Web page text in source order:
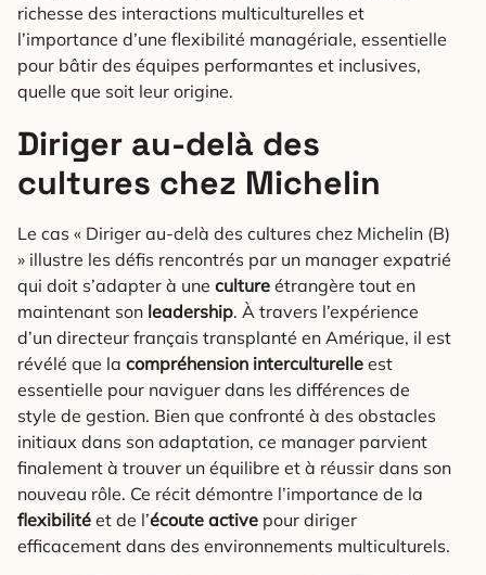
richesse des interactions multiculturelles et
l’importance d’une flexibilité managériale, essentielle
pour bâtir des équipes performantes et inclusives,
quelle que soit leur origine.
Diriger au-delà des
cultures chez Michelin
Le cas « Diriger au-delà des cultures chez Michelin (B)
» illustre les défis rencontrés par un manager expatrié
qui doit s’adapter à une culture étrangère tout en
maintenant son leadership. À travers l’expérience
d’un directeur français transplanté en Amérique, il est
révélé que la compréhension interculturelle est
essentielle pour naviguer dans les différences de
style de gestion. Bien que confronté à des obstacles
initiaux dans son adaptation, ce manager parvient
finalement à trouver un équilibre et à réussir dans son
nouveau rôle. Ce récit démontre l’importance de la
flexibilité et de l’écoute active pour diriger
efficacement dans des environnements multiculturels.